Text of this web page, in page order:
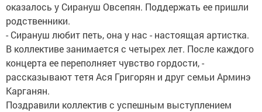
оказалось у Сирануш Овсепян. Поддержать ее пришли
родственники.
- Сирануш любит петь, она у нас - настоящая артистка.
В коллективе занимается с четырех лет. После каждого
концерта ее переполняет чувство гордости, -
рассказывают тетя Ася Григорян и друг семьи Арминэ
Карганян.
Поздравили коллектив с успешным выступлением